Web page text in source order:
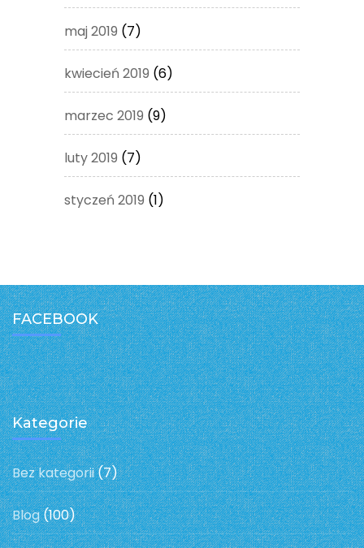
maj 2019 (7)
kwiecień 2019 (6)
marzec 2019 (9)
luty 2019 (7)
styczeń 2019 (1)
FACEBOOK
Kategorie
Bez kategorii(7)
Blog(100)